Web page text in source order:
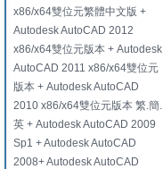
x86/x64雙位元繁體中文版 +
Autodesk AutoCAD 2012
x86/x64雙位元版本 + Autodesk
AutoCAD 2011 x86/x64雙位元
版本 + Autodesk AutoCAD
2010 x86/x64雙位元版本 繁.簡.
英 + Autodesk AutoCAD 2009
Sp1 + Autodesk AutoCAD
2008+ Autodesk AutoCAD